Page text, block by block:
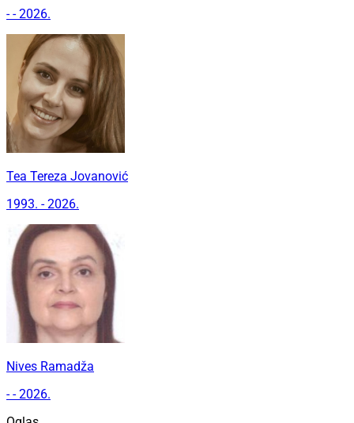
- - 2026.
Tea Tereza Jovanović
1993. - 2026.
Nives Ramadža
- - 2026.